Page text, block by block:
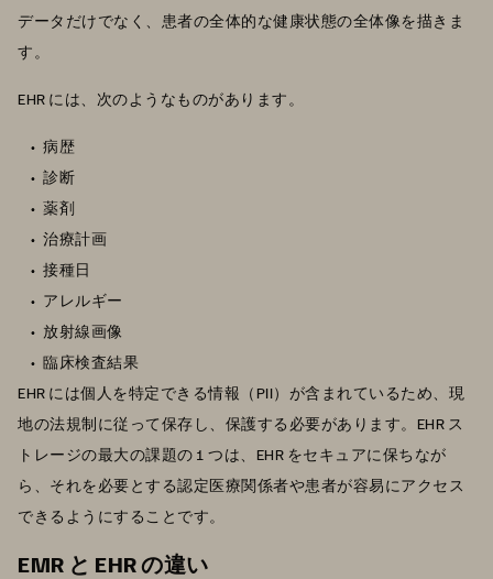
データだけでなく、患者の全体的な健康状態の全体像を描きま
す。
EHR には、次のようなものがあります。
病歴
診断
薬剤
治療計画
接種日
アレルギー
放射線画像
臨床検査結果
EHR には個人を特定できる情報（PII）が含まれているため、現
地の法規制に従って保存し、保護する必要があります。EHR ス
トレージの最大の課題の 1 つは、EHR をセキュアに保ちなが
ら、それを必要とする認定医療関係者や患者が容易にアクセス
できるようにすることです。
EMR と EHR の違い